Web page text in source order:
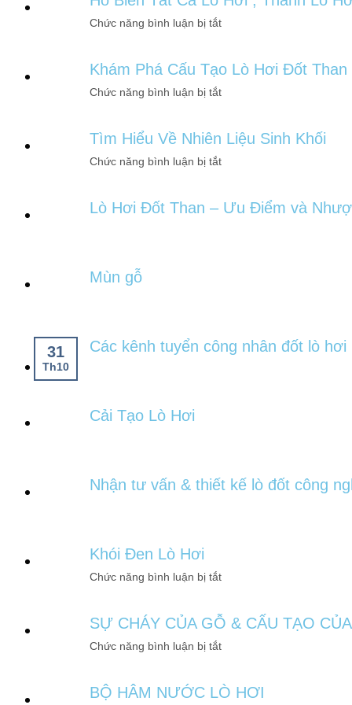
Chức năng bình luận bị tắt
Khám Phá Cấu Tạo Lò Hơi Đốt Than
Chức năng bình luận bị tắt
Tìm Hiểu Về Nhiên Liệu Sinh Khối
Chức năng bình luận bị tắt
Lò Hơi Đốt Than – Ưu Điểm và
Mùn gỗ
31
Th10
Các kênh tuyển công nhân đốt lò hơi
Cải Tạo Lò Hơi
Nhận tư vấn & thiết kế lò đốt công
Khói Đen Lò Hơi
Chức năng bình luận bị tắt
SỰ CHÁY CỦA GỖ & CẤU TẠO
Chức năng bình luận bị tắt
BỘ HÂM NƯỚC LÒ HƠI